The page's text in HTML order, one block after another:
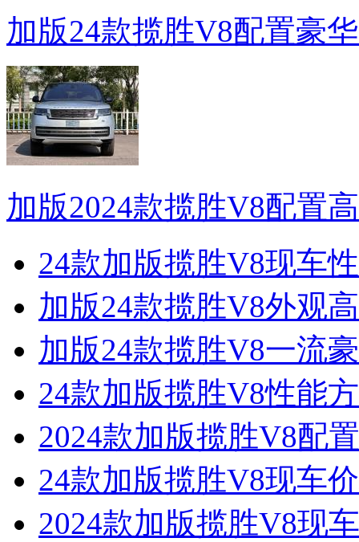
加版24款揽胜V8配置豪
加版2024款揽胜V8配置
24款加版揽胜V8现车
加版24款揽胜V8外观
加版24款揽胜V8一流
24款加版揽胜V8性能
2024款加版揽胜V8配
24款加版揽胜V8现车
2024款加版揽胜V8现